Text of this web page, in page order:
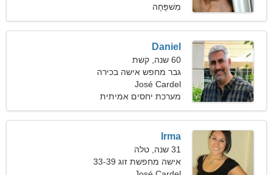
מִשׁפָּחָה
Daniel
60 שנה, קשת
גבר מחפש אישה בכירה
José Cardel
מערכת יחסים אמיתית
Irma
31 שנה, טלה
אישה מחפשת זוג 33-39